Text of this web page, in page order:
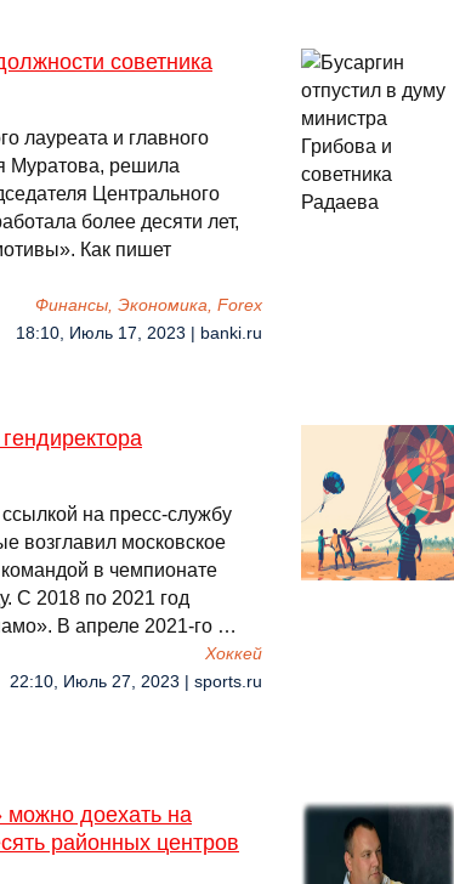
советника
лауреата и главного
Муратова, решила
Центрального
более десяти лет,
Как пишет
Финансы, Экономика, Forex
18:10, Июль 17, 2023 | banki.ru
на пресс-службу
возглавил московское
в чемпионате
С 2018 по 2021 год
В апреле 2021-го …
Хоккей
22:10, Июль 27, 2023 | sports.ru
можно доехать на
районных центров